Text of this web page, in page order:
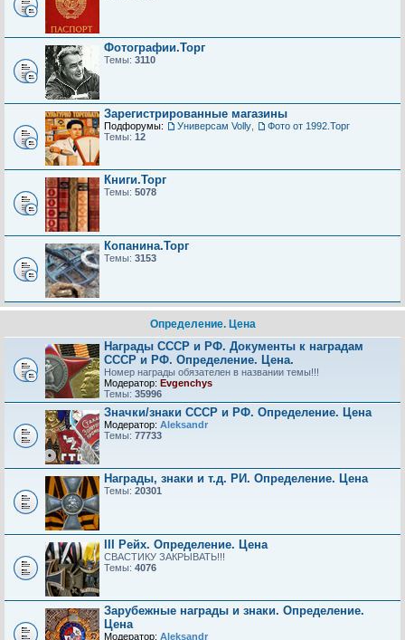
Фотографии.Торг
Темы: 3110
Зарегистрированные магазины
Подфорумы: Универсам Volly
Фото от 1992.Торг
Темы: 12
Книги.Торг
Темы: 5078
Копанина.Торг
Темы: 3153
Определение. Цена
Награды СССР и РФ. Документы к наградам
СССР и РФ. Определение. Цена.
Номер награды обязателен в названии темы!!!
Модератор: Evgenchys
Темы: 35996
Значки/знаки СССР и РФ. Определение. Цена
Модератор: Aleksandr
Темы: 77733
Награды, знаки и т.д. РИ. Определение. Цена
Темы: 20301
III Рейх. Определение. Цена
СВАСТИКУ ЗАКРЫВАТЬ!!!
Темы: 4076
Зарубежные награды и знаки. Определение.
Цена
Модератор: Aleksandr